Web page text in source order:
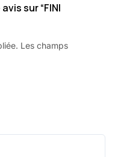
sur “FINI
Les champs